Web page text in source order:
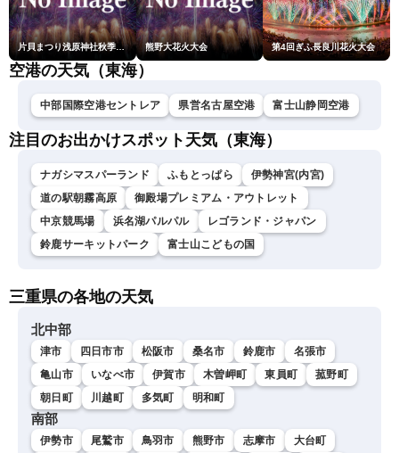
片貝まつり浅原神社秋季例大祭奉納大煙火 熊野大花火大会 第4回ぎふ長良川花火大会
空港の天気（東海）
中部国際空港セントレア 県営名古屋空港 富士山静岡空港
注目のお出かけスポット天気（東海）
ナガシマスパーランド ふもとっぱら
伊勢神宮(内宮)
道の駅朝霧高原
御殿場プレミアム・アウトレット
中京競馬場
浜名湖パルパル
レゴランド・ジャパン
鈴鹿サーキットパーク
富士山こどもの国
三重県の各地の天気
北中部
津市 四日市市 松阪市 桑名市 鈴鹿市
名張市
亀山市
いなべ市 伊賀市 木曽岬町 東員町
菰野町
朝日町
川越町 多気町 明和町
南部
伊勢市 尾鷲市 鳥羽市 熊野市 志摩市 大台町